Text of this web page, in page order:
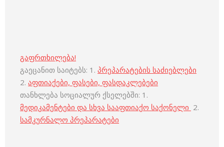
გაფრთხილება!
გაეცანით საიტებს: 1. პრეპარატების საძიებლები
2. აფთიაქები, ფასები, ფასდაკლებები
თანხლება სოციალურ ქსელებში: 1.
მედიკამენტები და სხვა სააფთიაქო საქონელი 2.
სამკურნალო პრეპარატები